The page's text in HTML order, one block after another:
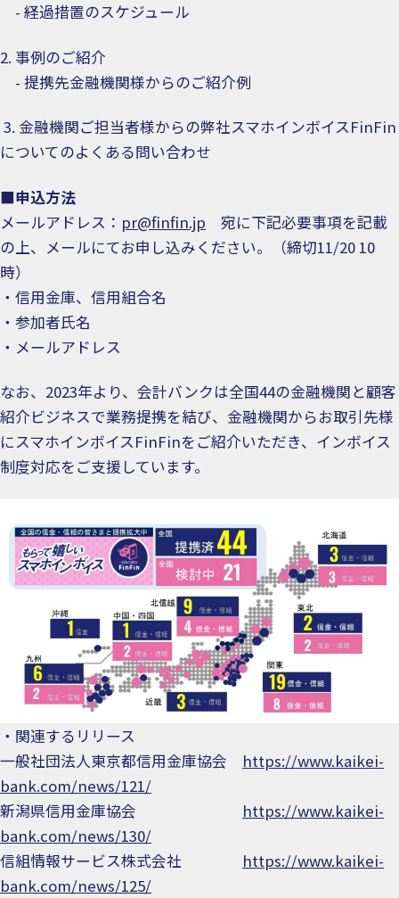
- 経過措置のスケジュール
2. 事例のご紹介
- 提携先金融機関様からのご紹介例
3. 金融機関ご担当者様からの弊社スマホインボイスFinFin
についてのよくある問い合わせ
■申込方法
メールアドレス： pr@finfin.jp 宛に下記必要事項を記載
の上、メールにてお申し込みください。（締切11/20 10
時）
・信用金庫、信用組合名
・参加者氏名
・メールアドレス
なお、2023年より、会計バンクは全国44の金融機関と顧客
紹介ビジネスで業務提携を結び、金融機関からお取引先様
にスマホインボイスFinFinをご紹介いただき、インボイス
制度対応をご支援しています。
・関連するリリース
一般社団法人東京都信用金庫協会 https://www.kaikei-
bank.com/news/121/
新潟県信用金庫協会 https://www.kaikei-
bank.com/news/130/
信組情報サービス株式会社 https://www.kaikei-
bank.com/news/125/